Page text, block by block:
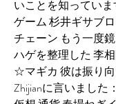
いことを知ってい
ゲーム 杉井ギサブ
チェーン もう一度
ハゲを整理した 李
☆マギカ 彼は振り
Zhijianに言いました